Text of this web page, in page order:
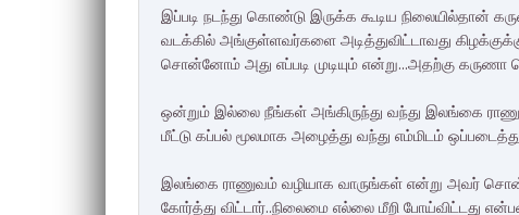
இப்படி நடந்து கொண்டு இருக்க கூடிய நிலையில்தான்
வடக்கில் அங்குள்ளவர்களை அடித்துவிட்டாவது
சொன்னோம் அது எப்படி முடியும் என்று...அதற்கு
ஒன்றும் இல்லை நீங்கள் அங்கிருந்து வந்து இலங்கை
மீட்டு கப்பல் மூலமாக அழைத்து வந்து எம்மிடம் ஒப்படைத்து
இலங்கை ராணுவம் வழியாக வாருங்கள் என்று அவர்
கோர்த்து விட்டார்..நிலைமை எல்லை மீறி போய்விட்டது